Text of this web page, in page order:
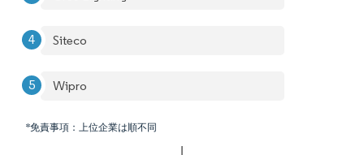
Siteco
Wipro
*免責事項：上位企業は順不同